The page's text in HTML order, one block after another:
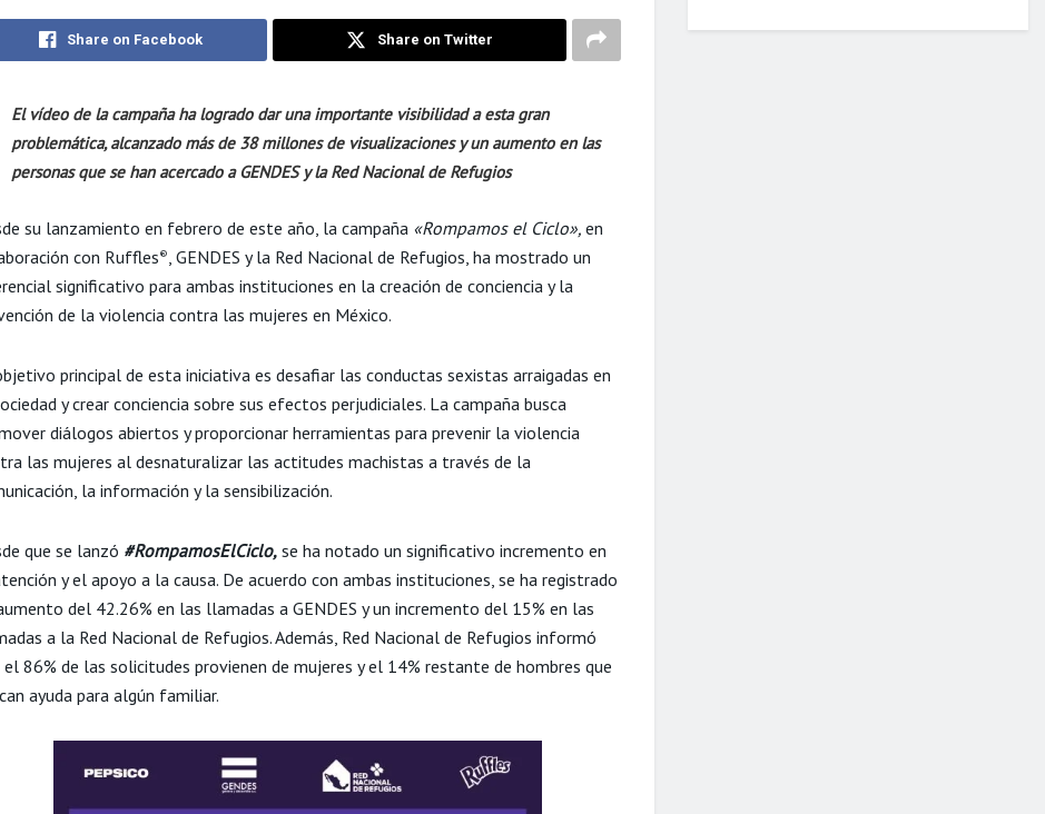
Share on Facebook Share on Twitter
El vídeo de la campaña ha logrado dar una importante visibilidad a esta gran
problemática, alcanzado más de 38 millones de visualizaciones y un aumento en las
personas que se han acercado a GENDES y la Red Nacional de Refugios
su lanzamiento en febrero de este año, la campaña «Rompamos el Ciclo», en
con Ruffles®
, GENDES y la Red Nacional de Refugios, ha mostrado un
significativo para ambas instituciones en la creación de conciencia y la
de la violencia contra las mujeres en México.
principal de esta iniciativa es desafiar las conductas sexistas arraigadas en
y crear conciencia sobre sus efectos perjudiciales. La campaña busca
diálogos abiertos y proporcionar herramientas para prevenir la violencia
las mujeres al desnaturalizar las actitudes machistas a través de la
la información y la sensibilización.
que se lanzó #RompamosElCiclo, se ha notado un significativo incremento en
y el apoyo a la causa. De acuerdo con ambas instituciones, se ha registrado
del 42.26% en las llamadas a GENDES y un incremento del 15% en las
a la Red Nacional de Refugios. Además, Red Nacional de Refugios informó
el 86% de las solicitudes provienen de mujeres y el 14% restante de hombres que
ayuda para algún familiar.